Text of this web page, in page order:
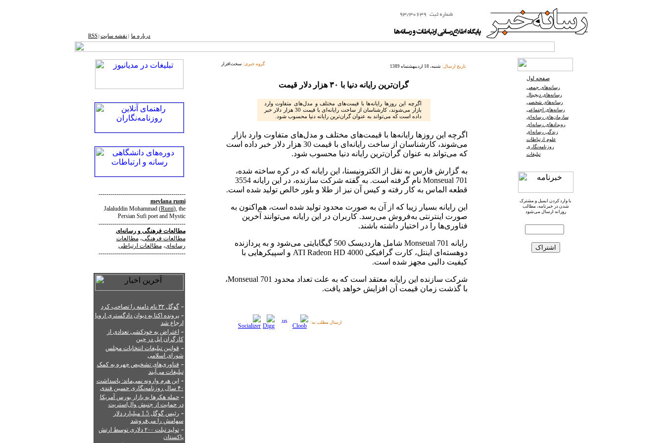
درباره ما نقشه ‌سایت RSS
--------------------------------------------
mevlana rumi
Jalaluddin Mohammad(Rumi), the
Persian Sufi poet and Mystic
--------------------------------------------
مطالعات فرهنگیورسانه‌ای
مطالعات فرهنگی،مطالعات
رسانه‌ای،مطالعات ارتباطی
--------------------------------------------
-گوگل ۳۲ نام دامنه را تصاحب کرد
-پرونده اکتا به دیوان دادگستری اروپا
ارجاع شد
- اعتراض به خودکشی تعدادی از
کارگران اپل در چین
- قوانین تبلیغات انتخابات مجلس
شورای اسلامی
- فناوری‌های تشخیص چهره به کمک
تبلیغات می‌آیند
-این هرم وارونه نمی‌ماند: پاسداشت
۴۰ سال روزنامه‌نگاری حسین قندی
-حمله هکرها به بازار بورس آمریکا
در حمایت از جنبش وال‌استریت
-
رئیس گوگل 1.5 میلیارد دلار
سهامش را می‌فروشد
-
تولید تبلت ۲۰۰ دلاری توسط ارتش
پاکستان
گروه خبری: سخت‌افزار تاریخ ارسال: شنبه، 18 اردیبهشتماه 1389
گران‌ترین رایانه دنیا با ۳۰ هزار دلار قیمت
اگرچه این روزها رایانه‌ها با قیمت‌های مختلف و مدل‌های متفاوت وارد
بازار می‌شوند، کارشناسان از ساخت رایانه‌ای با قیمت 30 هزار دلار خبر
داده است که می‌تواند به عنوان گران‌ترین رایانه دنیا محسوب شود.
اگرچه این روزها رایانه‌ها با قیمت‌های مختلف و مدل‌های متفاوت وارد بازار
می‌شوند، کارشناسان از ساخت رایانه‌ای با قیمت 30 هزار دلار خبر داده است
که می‌تواند به عنوان گران‌ترین رایانه دنیا محسوب شود.
به گزارش فارس به نقل از الکترونیستا، این رایانه که در کره ساخته شده،
Monseual 701 نام گرفته است. به گفته شرکت سازنده، در این رایانه 3554
قطعه الماس به کار رفته و کیس آن نیز از طلا و بلور خالص تولید شده است.
این رایانه بسیار زیبا که از آن به صورت محدود تولید شده است، هم‌اکنون به
صورت اینترنتی به‌فروش می‌رسد. کاربران در این رایانه می‌توانند آخرین
فناوری‌ها را در اختیار داشته باشند.
رایانه Monseual 701 شامل هارددیسک 500 گیگابایتی می‌شود و به پردازنده
دوهسته‌ای اینتل، کارت گرافیکی ATI Radeon HD 4000 و اسپیکرهایی با
کیفیت دالبی مجهز شده است.
شرکت سازنده این رایانه معتقد است که به علت تعداد محدود Monseual 701،
با گذشت زمان قیمت آن افزایش خواهد یافت.
ارسال مطلب به:
صفحه اول
رسانه‌های جمعی
رسانه‌های دیجیتال
رسانه‌های شخصی
رسانه‌های اجتماعی
سازمان‌های رسانه‌ای
رویدادهای رسانه‌ای
زندگی رسانه‌ای
علوم ارتباطات
روزنامه‌نگاری
تبلیغات
با وارد کردن ایمیل و مشترک
شدن در خبرنامه، مطالب
روزانه ارسال می‌شود